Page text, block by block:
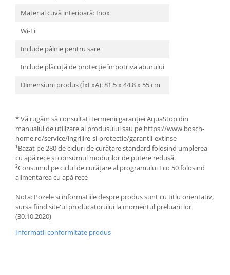
Material cuvă interioară: Inox
Wi-Fi
Include pâlnie pentru sare
Include plăcuţă de protecţie împotriva aburului
Dimensiuni produs (ÎxLxA): 81.5 x 44.8 x 55 cm
* Vă rugăm să consultați termenii garanției AquaStop din
manualul de utilizare al produsului sau pe https://www.bosch-
home.ro/service/ingrijire-si-protectie/garantii-extinse
¹Bazat pe 280 de cicluri de curățare standard folosind umplerea
cu apă rece și consumul modurilor de putere redusă.
²Consumul pe ciclul de curățare al programului Eco 50 folosind
alimentarea cu apă rece
Nota: Pozele si informatiile despre produs sunt cu titlu orientativ,
sursa fiind site'ul producatorului la momentul preluarii lor
(30.10.2020)
Informatii conformitate produs